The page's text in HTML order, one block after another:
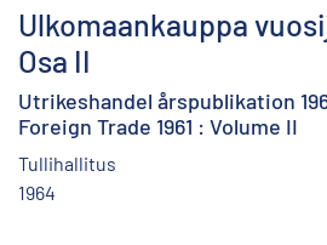
Ulkomaankauppa
Osa II
Utrikeshandel årspublikation
Foreign Trade 1961 : Volume II
Tullihallitus
1964